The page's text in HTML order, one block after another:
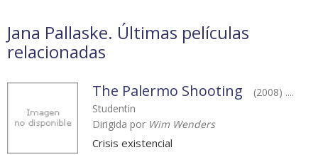
Jana Pallaske. Últimas películas
relacionadas
The Palermo Shooting
(2008) ....
Studentin
Dirigida por Wim Wenders
Crisis existencial